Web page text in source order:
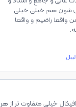
خیلی متفاوت تر از هر
اضافه گویی در آموزش